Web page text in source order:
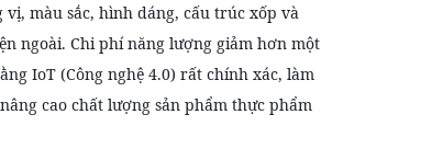
màu sắc, hình dáng, cấu trúc xốp và
ngoài. Chi phí năng lượng giảm hơn một
IoT (Công nghệ 4.0) rất chính xác, làm
cao chất lượng sản phẩm thực phẩm